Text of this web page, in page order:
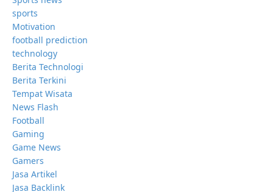
sports
Motivation
football prediction
technology
Berita Technologi
Berita Terkini
Tempat Wisata
News Flash
Football
Gaming
Game News
Gamers
Jasa Artikel
Jasa Backlink